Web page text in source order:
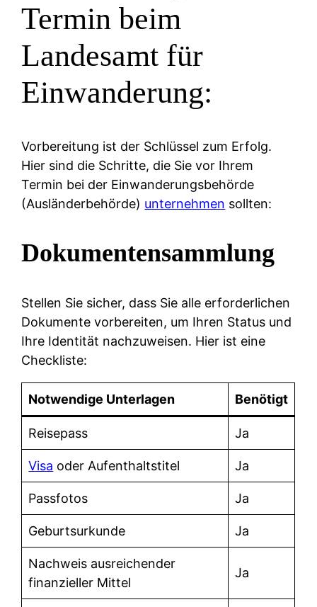
Termin beim
Landesamt für
Einwanderung:
Vorbereitung ist der Schlüssel zum Erfolg.
Hier sind die Schritte, die Sie vor Ihrem
Termin bei der Einwanderungsbehörde
(Ausländerbehörde) unternehmen sollten:
Dokumentensammlung
Stellen Sie sicher, dass Sie alle erforderlichen
Dokumente vorbereiten, um Ihren Status und
Ihre Identität nachzuweisen. Hier ist eine
Checkliste:
Notwendige Unterlagen Benötigt
Reisepass Ja
Visa oder Aufenthaltstitel Ja
Passfotos Ja
Geburtsurkunde Ja
Nachweis ausreichender
finanzieller Mittel
Ja